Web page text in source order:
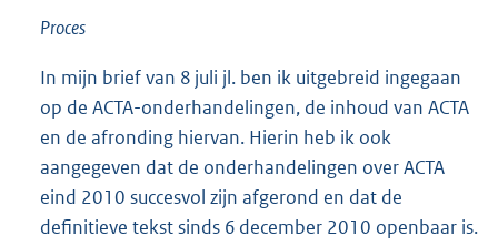
Proces
In mijn brief van 8 juli jl. ben ik uitgebreid ingegaan
op de ACTA-onderhandelingen, de inhoud van ACTA
en de afronding hiervan. Hierin heb ik ook
aangegeven dat de onderhandelingen over ACTA
eind 2010 succesvol zijn afgerond en dat de
definitieve tekst sinds 6 december 2010 openbaar is.